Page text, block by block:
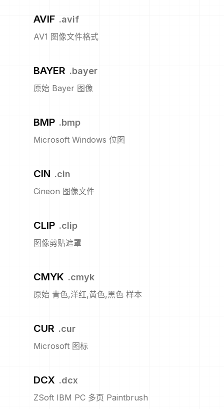
AVIF .avif
AV1 图像文件格式
BAYER .bayer
原始 Bayer 图像
BMP .bmp
Microsoft Windows 位图
CIN .cin
Cineon 图像文件
CLIP .clip
图像剪贴遮罩
CMYK .cmyk
原始 青色,洋红,黄色,黑色 样本
CUR .cur
Microsoft 图标
DCX .dcx
ZSoft IBM PC 多页 Paintbrush